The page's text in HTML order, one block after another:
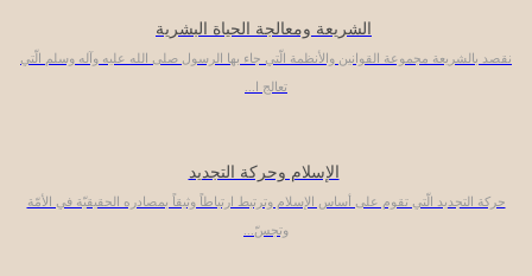
الشريعة ومعالجة الحياة البشرية
نقصد بالشريعة مجموعة القوانين والأنظمة الّتي جاء بها الرسول صلى الله عليه وآله وسلم الّتي
تعالج ا...
الإسلام وحركة التجديد
حركة التجديد الّتي تقوم على أساس الإسلام وترتبط ارتباطاً وثيقاً بمصادره الحقيقيّة في الأمّة
وتجسّ...